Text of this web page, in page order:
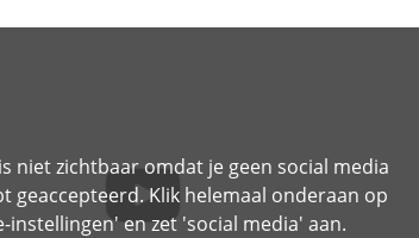
niet zichtbaar omdat je geen social media
geaccepteerd. Klik helemaal onderaan op
instellingen' en zet 'social media' aan.